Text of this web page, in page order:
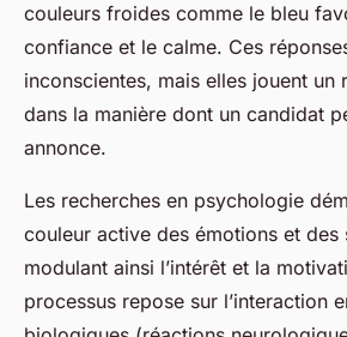
couleurs froides comme le bleu
confiance et le calme. Ces
inconscientes, mais elles jouent un
dans la manière dont un candidat
annonce.
Les recherches en psychologie
couleur active des émotions et des
modulant ainsi l’intérêt et la
processus repose sur l’interaction